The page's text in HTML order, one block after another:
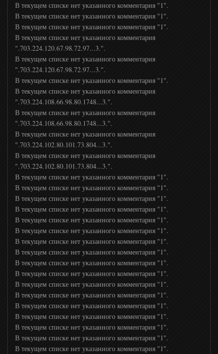
В текущем списке нет указанного комментария "1".
В текущем списке нет указанного комментария "1".
В текущем списке нет указанного комментария "1".
В текущем списке нет указанного комментария
".703.224.120.67.98.72.97...3.".
В текущем списке нет указанного комментария
".703.224.120.67.98.72.97...3.".
В текущем списке нет указанного комментария "1".
В текущем списке нет указанного комментария
".703.224.108.66.98.80.1748...3.".
В текущем списке нет указанного комментария
".703.224.108.66.98.80.1748...3.".
В текущем списке нет указанного комментария
".703.224.102.80.101.73.804...3.".
В текущем списке нет указанного комментария
".703.224.102.80.101.73.804...3.".
В текущем списке нет указанного комментария "1".
В текущем списке нет указанного комментария "1".
В текущем списке нет указанного комментария "1".
В текущем списке нет указанного комментария "1".
В текущем списке нет указанного комментария "1".
В текущем списке нет указанного комментария "1".
В текущем списке нет указанного комментария "1".
В текущем списке нет указанного комментария "1".
В текущем списке нет указанного комментария "1".
В текущем списке нет указанного комментария "1".
В текущем списке нет указанного комментария "1".
В текущем списке нет указанного комментария "1".
В текущем списке нет указанного комментария "1".
В текущем списке нет указанного комментария "1".
В текущем списке нет указанного комментария "1".
В текущем списке нет указанного комментария "1".
В текущем списке нет указанного комментария "1".